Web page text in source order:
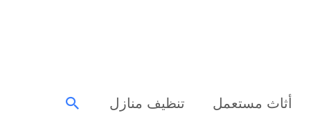
أثاث مستعمل تنظيف منازل البحث